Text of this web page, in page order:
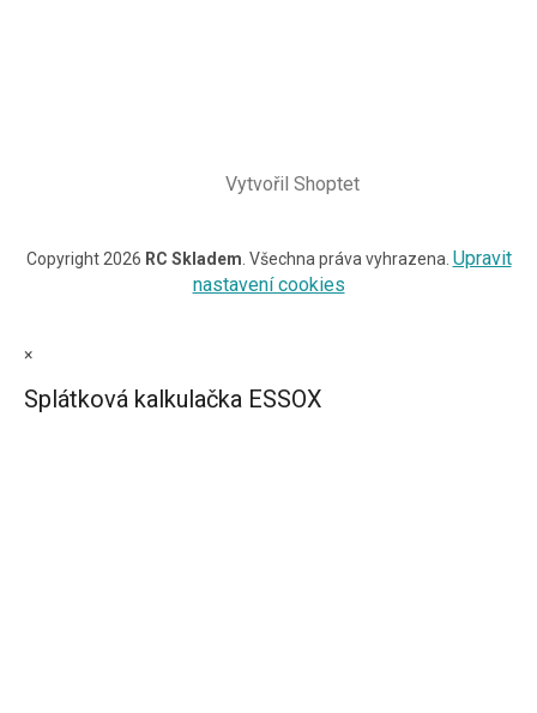
Vytvořil Shoptet
Copyright 2026 RC Skladem . Všechna práva vyhrazena. Upravit
nastavení cookies
×
Splátková kalkulačka ESSOX